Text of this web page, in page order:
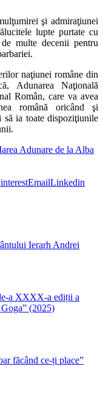
şi admiraţiunei
lupte purtate cu
multe decenii pentru
naţiunei române din
Adunarea Naţională
Român, care va avea
română oricând şi
ia toate dispoziţiunile
Adunare de la Alba
EmailLinkedin
Ierarh Andrei
a XXXX-a ediții a
(2025)
făcând ce-ți place”